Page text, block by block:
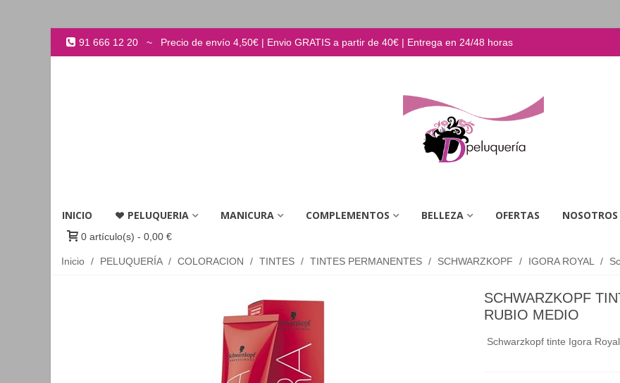
91 666 12 20 ~ Precio de envío 4,50€ | Envio GRATIS a partir de 40€ | Entrega en 24/48 horas
INICIO PELUQUERIA MANICURA COMPLEMENTOS BELLEZA OFERTAS NOSOTROS
0 artículo(s) - 0,00 €
Inicio / PELUQUERÍA / COLORACION / TINTES / TINTES PERMANENTES / SCHWARZKOPF / IGORA ROYAL /
SCHWARZKOPF
RUBIO MEDIO
Schwarzkopf tinte Igora